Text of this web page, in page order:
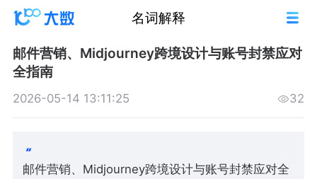
名词解释
邮件营销、Midjourney跨境设计与账号封禁应对
全指南
2026-05-14 13:11:25 32
邮件营销、Midjourney跨境设计与账号封禁应对全